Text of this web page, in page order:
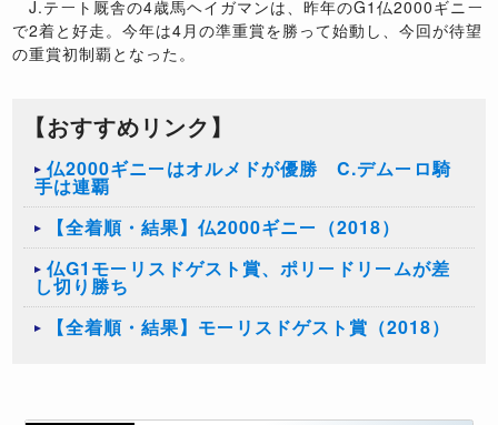
J.テート厩舎の4歳馬ヘイガマンは、昨年のG1仏2000ギニー
で2着と好走。今年は4月の準重賞を勝って始動し、今回が待望
の重賞初制覇となった。
【おすすめリンク】
仏2000ギニーはオルメドが優勝 C.デムーロ騎
手は連覇
【全着順・結果】仏2000ギニー（2018）
仏G1モーリスドゲスト賞、ポリードリームが差
し切り勝ち
【全着順・結果】モーリスドゲスト賞（2018）